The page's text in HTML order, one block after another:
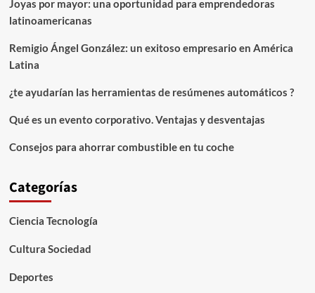
buenos
y
Joyas por mayor: una oportunidad para emprendedoras
latinoamericanas
Remigio Ángel González: un exitoso empresario en América
Latina
¿te ayudarían las herramientas de resúmenes automáticos ?
Qué es un evento corporativo. Ventajas y desventajas
Consejos para ahorrar combustible en tu coche
Categorías
Ciencia Tecnología
Cultura Sociedad
Deportes